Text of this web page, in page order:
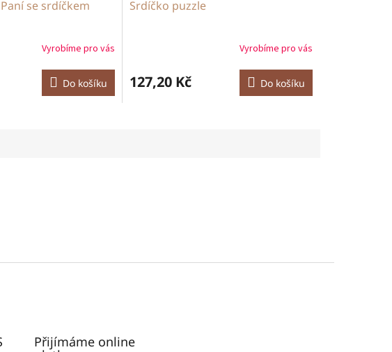
se srdíčkem
Vyrobíme pro vás
Do košíku
Srdíčko puzzle
Vyrobíme pro vás
127,20 Kč Do košíku
Přijímáme online